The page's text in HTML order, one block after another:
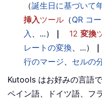
（誕生日に基づいて
挿入ツール （QR コ
入 、...） ｜ 12 変換
レートの変換、...） ｜
行のマージ、 セルの
Kutools はお好みの言語
ペイン語、ドイツ語、フ